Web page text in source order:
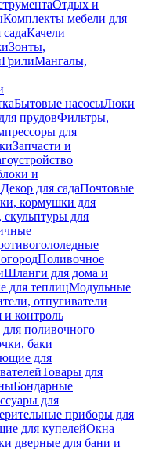
Отдых и
Комплекты мебели для
Качели
Зонты,
ГрилиМангалы,
Бытовые насосыЛюки
прудовФильтры,
для
Запчасти и
и
Декор для садаПочтовые
кормушки для
для
Поливочное
Шланги для дома и
для теплицМодульные
отпугиватели
и контроль
поливочного
баки
для
Товары для
Бондарные
для
приборы для
для купелейОкна
дверные для бани и